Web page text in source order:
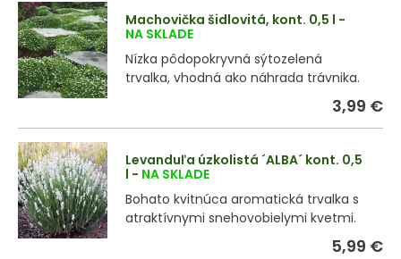
Machovička šidlovitá, kont. 0,5 l -
NA SKLADE
Nízka pôdopokryvná sýtozelená
trvalka, vhodná ako náhrada trávnika.
3,99 €
Levanduľa úzkolistá ´ALBA´ kont. 0,5
l - NA SKLADE
Bohato kvitnúca aromatická trvalka s
atraktívnymi snehovobielymi kvetmi.
5,99 €